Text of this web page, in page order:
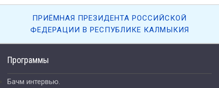
Программы
Бачм интервью.
ПРИЁМНАЯ ПРЕЗИДЕНТА РОССИЙСКОЙ
ФЕДЕРАЦИИ В РЕСПУБЛИКЕ КАЛМЫКИЯ